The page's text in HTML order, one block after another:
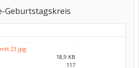
Geburtstagskreis
23.jpg
18,9 KB
117